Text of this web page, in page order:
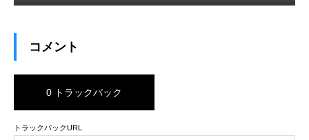
コメント
0 トラックバック
トラックバックURL